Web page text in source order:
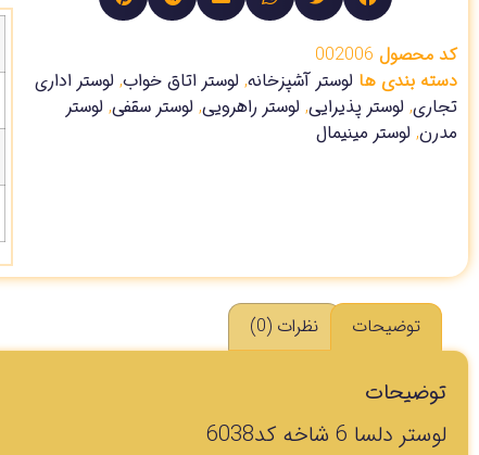
کد محصول 002006
دسته بندی ها لوستر آشپزخانه, لوستر اتاق خواب, لوستر اداری
تجاری, لوستر پذیرایی, لوستر راهرویی, لوستر سقفی, لوستر
مدرن, لوستر مینیمال
توضیحات نظرات (0)
توضیحات
لوستر دلسا 6 شاخه کد6038